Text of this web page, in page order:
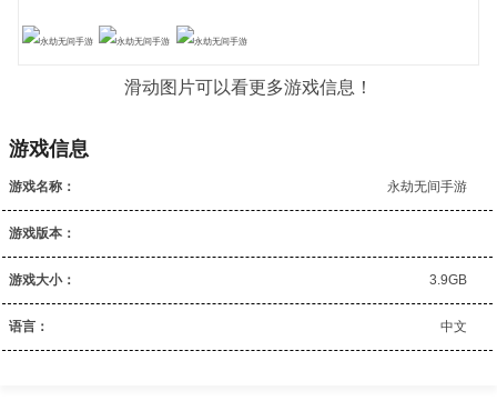
滑动图片可以看更多游戏信息！
游戏信息
游戏名称： 永劫无间手游
游戏版本：
游戏大小： 3.9GB
语言： 中文